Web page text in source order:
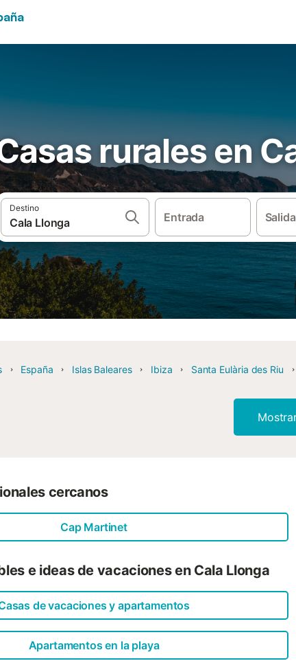
rurales en
Destino
Entrada Salida
España Islas Baleares Ibiza Santa Eulària des Riu
cercanos
Cap Martinet
e ideas de vacaciones en Cala Llonga
de vacaciones y apartamentos
Apartamentos en la playa